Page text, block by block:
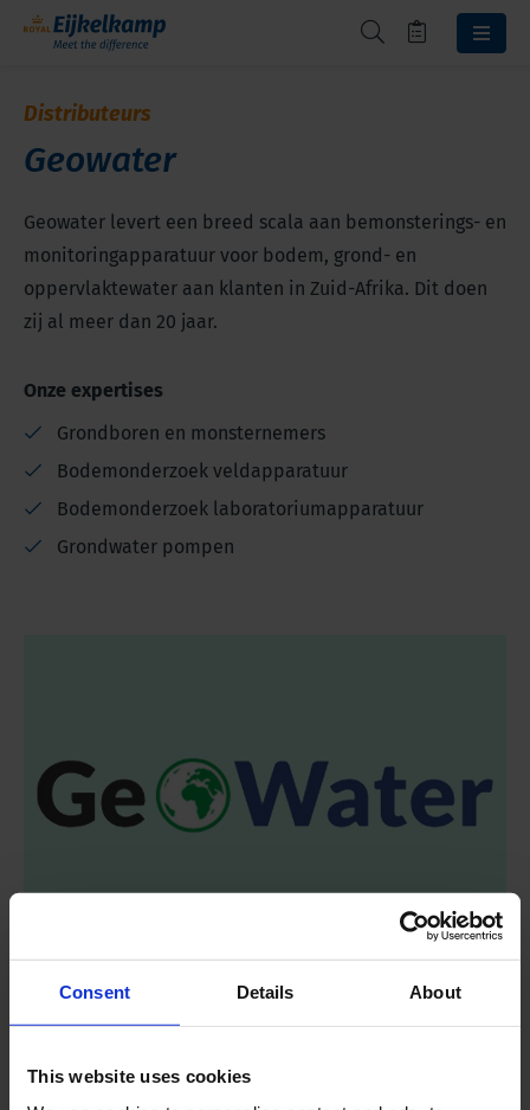
Consent Details About
This website uses cookies
Distributeurs
Geowater
Geowater levert een breed scala aan bemonsterings- en
monitoringapparatuur voor bodem, grond- en
oppervlaktewater aan klanten in Zuid-Afrika. Dit doen
zij al meer dan 20 jaar.
Onze expertises
Grondboren en monsternemers
Bodemonderzoek veldapparatuur
Bodemonderzoek laboratoriumapparatuur
Grondwater pompen